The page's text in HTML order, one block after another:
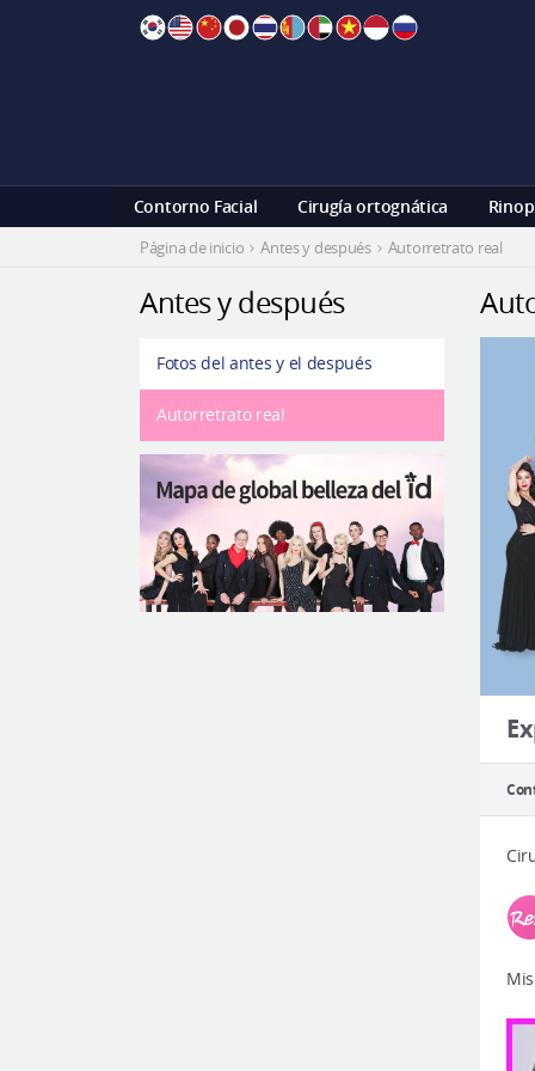
Contorno Facial Cirugía ortognática
Página de inicio Antes y después Autorretrato real
Antes y después
Fotos del antes y el después
Autorretrato real